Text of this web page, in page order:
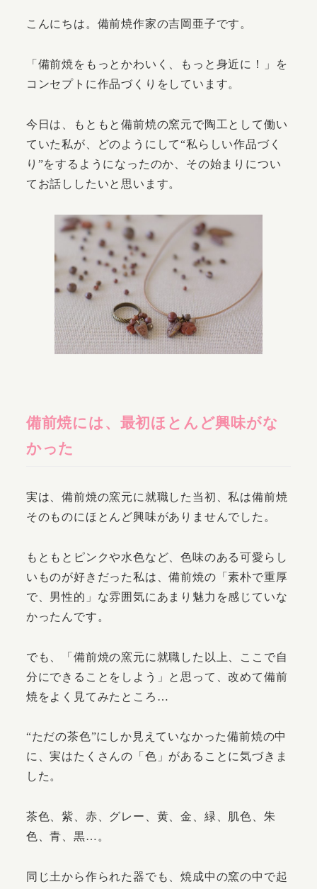
こんにちは。備前焼作家の吉岡亜子です。
「備前焼をもっとかわいく、もっと身近に！」を
コンセプトに作品づくりをしています。
今日は、もともと備前焼の窯元で陶工として働い
ていた私が、どのようにして“私らしい作品づく
り”をするようになったのか、その始まりについ
てお話ししたいと思います。
備前焼には、最初ほとんど興味がな
かった
実は、備前焼の窯元に就職した当初、私は備前焼
そのものにほとんど興味がありませんでした。
もともとピンクや水色など、色味のある可愛らし
いものが好きだった私は、備前焼の「素朴で重厚
で、男性的」な雰囲気にあまり魅力を感じていな
かったんです。
でも、「備前焼の窯元に就職した以上、ここで自
分にできることをしよう」と思って、改めて備前
焼をよく見てみたところ…
“ただの茶色”にしか見えていなかった備前焼の中
に、実はたくさんの「色」があることに気づきま
した。
茶色、紫、赤、グレー、黄、金、緑、肌色、朱
色、青、黒…。
同じ土から作られた器でも、焼成中の窯の中で起